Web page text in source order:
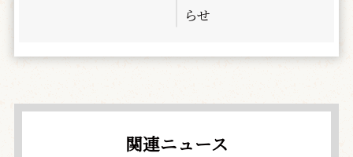
らせ
関連ニュース